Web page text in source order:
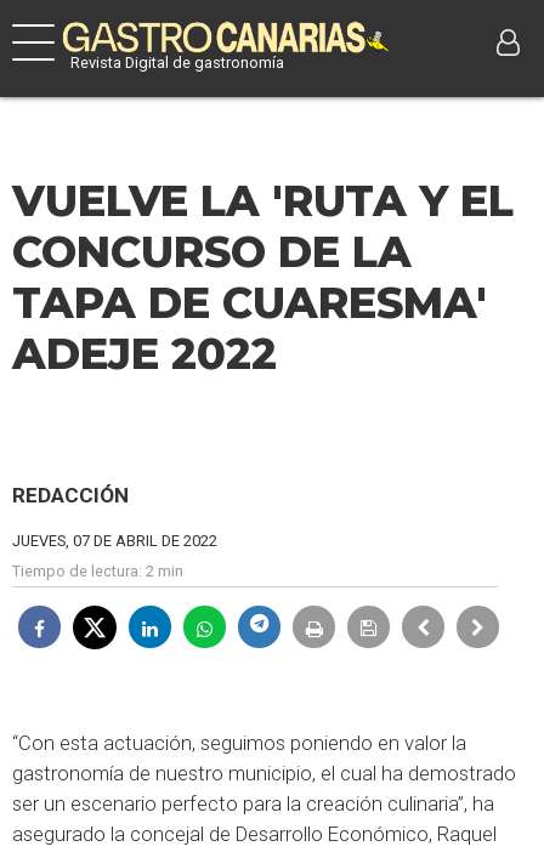
Revista Digital de gastronomía
VUELVE LA 'RUTA Y EL
CONCURSO DE LA
TAPA DE CUARESMA'
ADEJE 2022
REDACCIÓN
JUEVES, 07 DE ABRIL DE 2022
Tiempo de lectura: 2 min
“Con esta actuación, seguimos poniendo en valor la
gastronomía de nuestro municipio, el cual ha demostrado
ser un escenario perfecto para la creación culinaria”, ha
asegurado la concejal de Desarrollo Económico, Raquel